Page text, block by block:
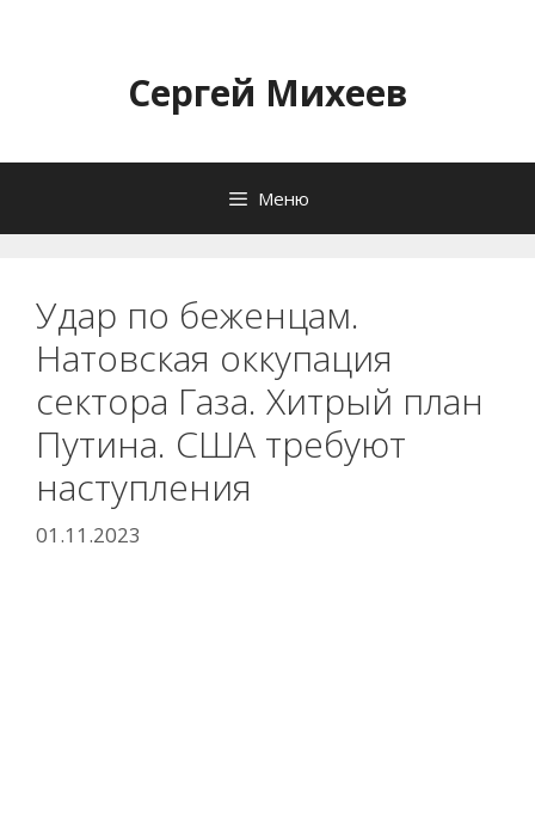
содержимомуСергей Михеев
Меню
Удар по беженцам.
Натовская оккупация
сектора Газа. Хитрый план
Путина. США требуют
наступления
01.11.2023